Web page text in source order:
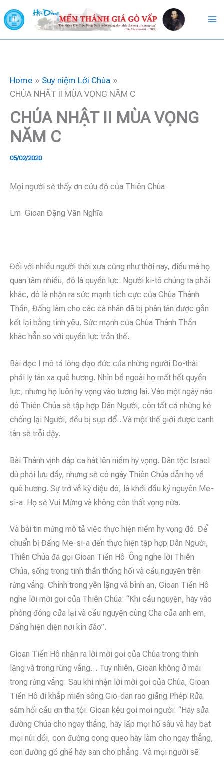
to
content
Home
Suy niệm Lời Chúa
CHÚA NHẬT II MÙA VỌNG NĂM C
CHÚA NHẬT II MÙA VỌNG
NĂM C
05/02/2020
Mọi người sẽ thấy ơn cứu độ của Thiên Chúa
Lm. Gioan Đặng Văn Nghĩa
Đối với nhiều người thời xưa cũng như thời nay, điều mà họ
quan tâm nhiều, đó là quyền lực. Người ki-tô chúng ta phải
khác, đó là nhận ra sức mạnh tích cực của Chúa Thánh
Thần, Đấng làm cho các cá nhân đã bị phân tán được gắn
kết lại bằng tình yêu. Sức mạnh của Chúa Thánh Thần
khác hẳn so với quyền lực trần thế.
Bài đọc I mô tả lòng đạo đức của những người Do-thái
phải ly tán xa quê hương. Nhìn bề ngoài họ mất hết quyền
lực, nhưng họ luôn hy vọng vào tương lai. Vào một ngày nào
đó Thiên Chúa sẽ tập hợp Dân Người, còn tất cả những kẻ
chống lại Người, đều bị sụp đổ…Và một thế giới được canh
tân sẽ trỗi dậy.
Bài Thánh vịnh đáp ca hát lên niềm hy vọng. Dân tộc Israel
dù phải lưu đầy, nhưng sẽ có ngày Thiên Chúa dẫn họ về
quê hương. Sự trở về kỳ diệu đó, là khởi đầu kỷ nguyên Me-
si-a. Họ sẽ Vui Mừng và không còn thất vọng nữa.
Và bài tin mừng mô tả việc thực hiện niềm hy vọng đó. Để
chuẩn bị Đấng Me-si-a đến thực hiện tập hợp Dân Người,
Thiên Chúa đã gọi Gioan Tiền Hô. Ông nghe lời Thiên
Chúa, sống trong tinh thần thống hối và cầu nguyện trên
rừng vắng. Chính trong yên lặng và bình an, Gioan Tiền Hô
nghe lời mời gọi của Thiên Chúa: “Khi cầu nguyện, hãy vào
phòng đóng cửa lại và cầu nguyện cùng Cha của anh em,
Đấng hiện diện nơi kín đáo”.
Gioan Tiền Hô nhận ra lời mời gọi của Chúa trong thinh
lặng và trong rừng vắng… Tuy nhiên, Gioan không ở mãi
trong rừng vắng: Sau khi nhận lời mời gọi của Chúa, Gioan
Tiền Hô đi khắp miền sông Gio-dan rao giảng Phép Rửa
sám hối cầu ơn tha tội. Gioan kêu gọi mọi người: “Hãy sửa
đường Chúa cho ngay thẳng, hãy lấp mọi hố sâu và hãy bạt
mọi núi dồi, con đường cong queo hãy làm cho ngay thẳng,
con đường gồ ghề hãy san cho phẳng. Và mọi người sẽ